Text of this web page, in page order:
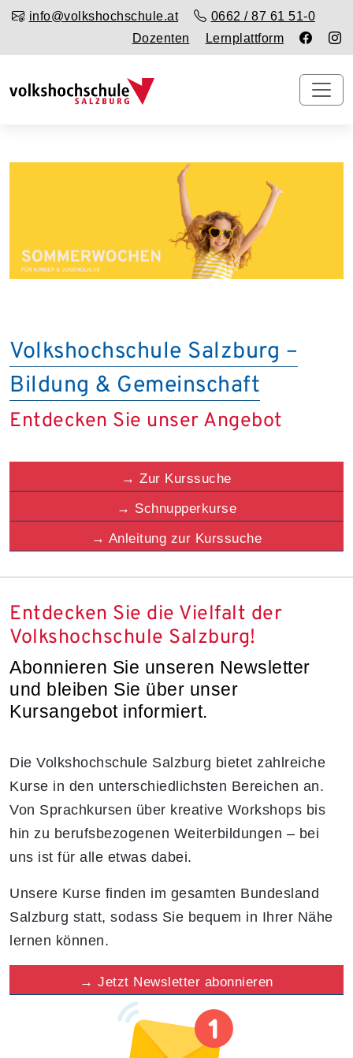
info@volkshochschule.at
0662 / 87 61 51-0
Dozenten
Lernplattform
Volkshochschule Salzburg –
Bildung & Gemeinschaft
Entdecken Sie unser Angebot
→Zur Kurssuche
→ Schnupperkurse
→ Anleitung zur Kurssuche
Entdecken Sie die Vielfalt der
Volkshochschule Salzburg!
Abonnieren Sie unseren Newsletter
und bleiben Sie über unser
Kursangebot informiert.
Die Volkshochschule Salzburg bietet zahlreiche
Kurse in den unterschiedlichsten Bereichen an.
Von Sprachkursen über kreative Workshops bis
hin zu berufsbezogenen Weiterbildungen – bei
uns ist für alle etwas dabei.
Unsere Kurse finden im gesamten Bundesland
Salzburg statt, sodass Sie bequem in Ihrer Nähe
lernen können.
→Jetzt Newsletter abonnieren